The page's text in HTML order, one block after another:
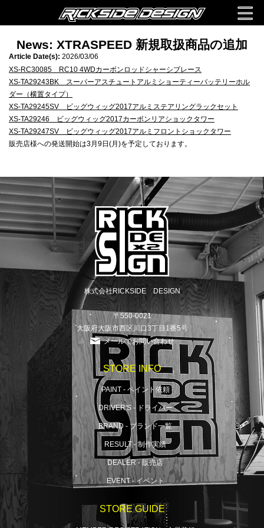
News: XTRASPEED 新規取扱商品の追加
Article Date(s): 2026/03/06
XS-RC30085 RC10 4WDカーボンロッドシャーシブレース
XS-TA29243BK スーパーアスチュートアルミショーティーバッテリーホル
ダー（横置タイプ）
XS-TA29245SV ビッグウィッグ2017アルミステアリングラックセット
XS-TA29246 ビッグウィッグ2017カーボンリアショックタワー
XS-TA29247SV ビッグウィッグ2017アルミフロントショックタワー
販売店様への発送開始は3月9日(月)を予定しております。
株式会社RICKSIDE DESIGN
〒550-0021
大阪府大阪市西区川口3丁目1番5号
メールでお問い合わせ
STORE INFO
PAINT - ペイント依頼
DRIVER'S - ドライバー
BRAND - ブランド一覧
RESULT - 制作実績
DEALER - 販売店
EVENT - イベント
STORE GUIDE